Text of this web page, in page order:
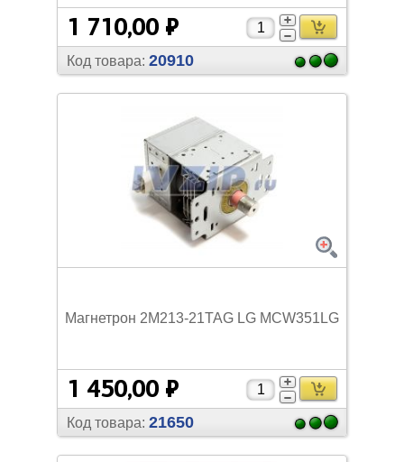
1 710,00 ₽
Код товара: 20910
Магнетрон 2M213-21TAG LG MCW351LG
1 450,00 ₽
Код товара: 21650